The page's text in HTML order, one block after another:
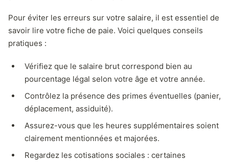
Pour éviter les erreurs sur votre salaire, il est essentiel de
savoir lire votre fiche de paie. Voici quelques conseils
pratiques :
Vérifiez que le salaire brut correspond bien au
pourcentage légal selon votre âge et votre année.
Contrôlez la présence des primes éventuelles (panier,
déplacement, assiduité).
Assurez-vous que les heures supplémentaires soient
clairement mentionnées et majorées.
Regardez les cotisations sociales : certaines